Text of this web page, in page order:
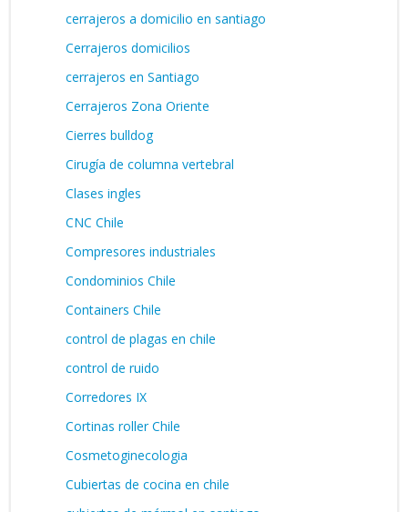
cerrajeros a domicilio en santiago
Cerrajeros domicilios
cerrajeros en Santiago
Cerrajeros Zona Oriente
Cierres bulldog
Cirugía de columna vertebral
Clases ingles
CNC Chile
Compresores industriales
Condominios Chile
Containers Chile
control de plagas en chile
control de ruido
Corredores IX
Cortinas roller Chile
Cosmetoginecologia
Cubiertas de cocina en chile